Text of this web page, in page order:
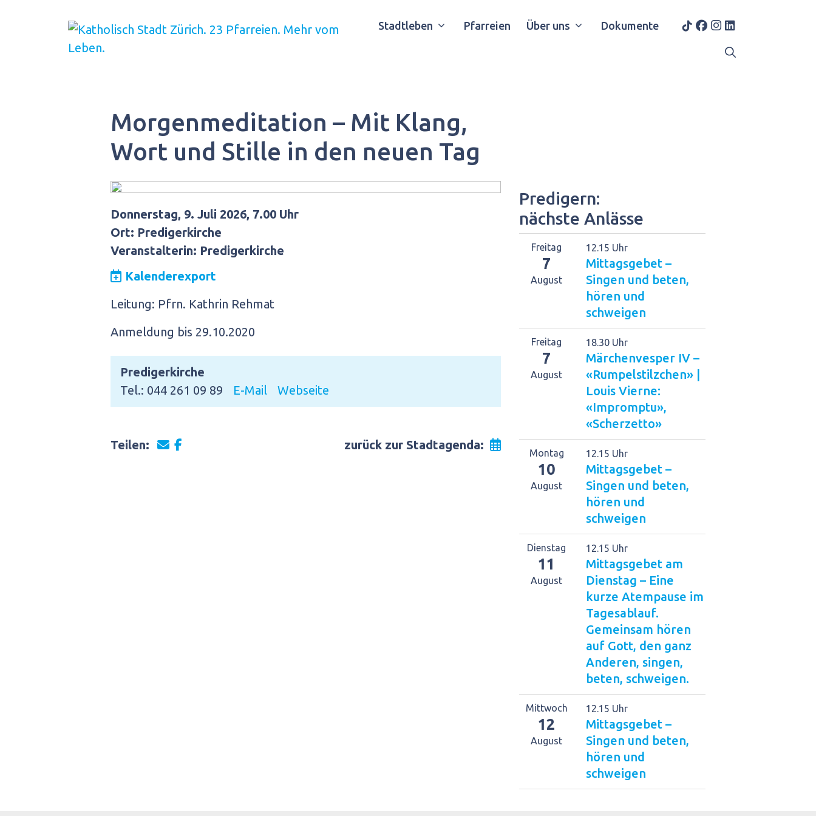
Stadtleben Pfarreien Über uns Dokumente
Morgenmeditation – Mit Klang,
Wort und Stille in den neuen Tag
Donnerstag, 9. Juli 2026, 7.00 Uhr
Ort: Predigerkirche
Veranstalterin: Predigerkirche
Kalenderexport
Leitung: Pfrn. Kathrin Rehmat
Anmeldung bis 29.10.2020
Predigerkirche
Tel.: 044 261 09 89
E-Mail Webseite
Teilen: zurück zur Stadtagenda:
Predigern:
nächste Anlässe
Freitag
7
August
12.15 Uhr
Mittagsgebet –
Singen und beten,
hören und
schweigen
Freitag
7
August
18.30 Uhr
Märchenvesper IV –
«Rumpelstilzchen» |
Louis Vierne:
«Impromptu»,
«Scherzetto»
Montag
10
August
12.15 Uhr
Mittagsgebet –
Singen und beten,
hören und
schweigen
Dienstag
11
August
12.15 Uhr
Mittagsgebet am
Dienstag – Eine
kurze Atempause im
Tagesablauf.
Gemeinsam hören
auf Gott, den ganz
Anderen, singen,
beten, schweigen.
Mittwoch
12
August
12.15 Uhr
Mittagsgebet –
Singen und beten,
hören und
schweigen